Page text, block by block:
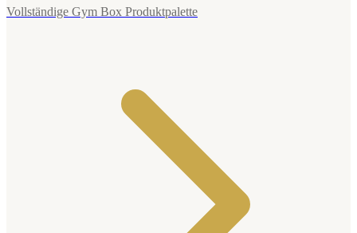
Vollständige Gym Box Produktpalette